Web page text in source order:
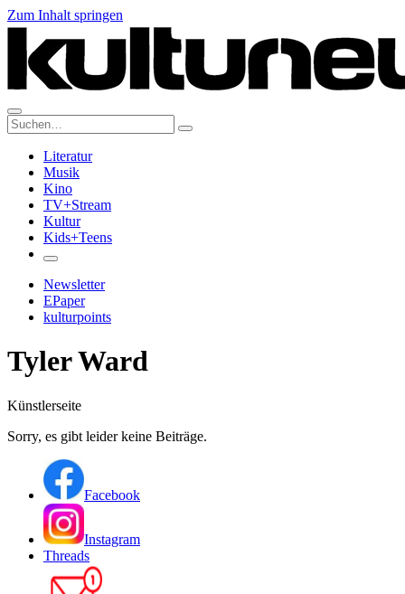
Zum Inhalt springen
Suche:
Literatur
Musik
Kino
TV+Stream
Kultur
Kids+Teens
Newsletter
EPaper
kulturpoints
Tyler Ward
Künstlerseite
Sorry, es gibt leider keine Beiträge.
Facebook
Instagram
Threads